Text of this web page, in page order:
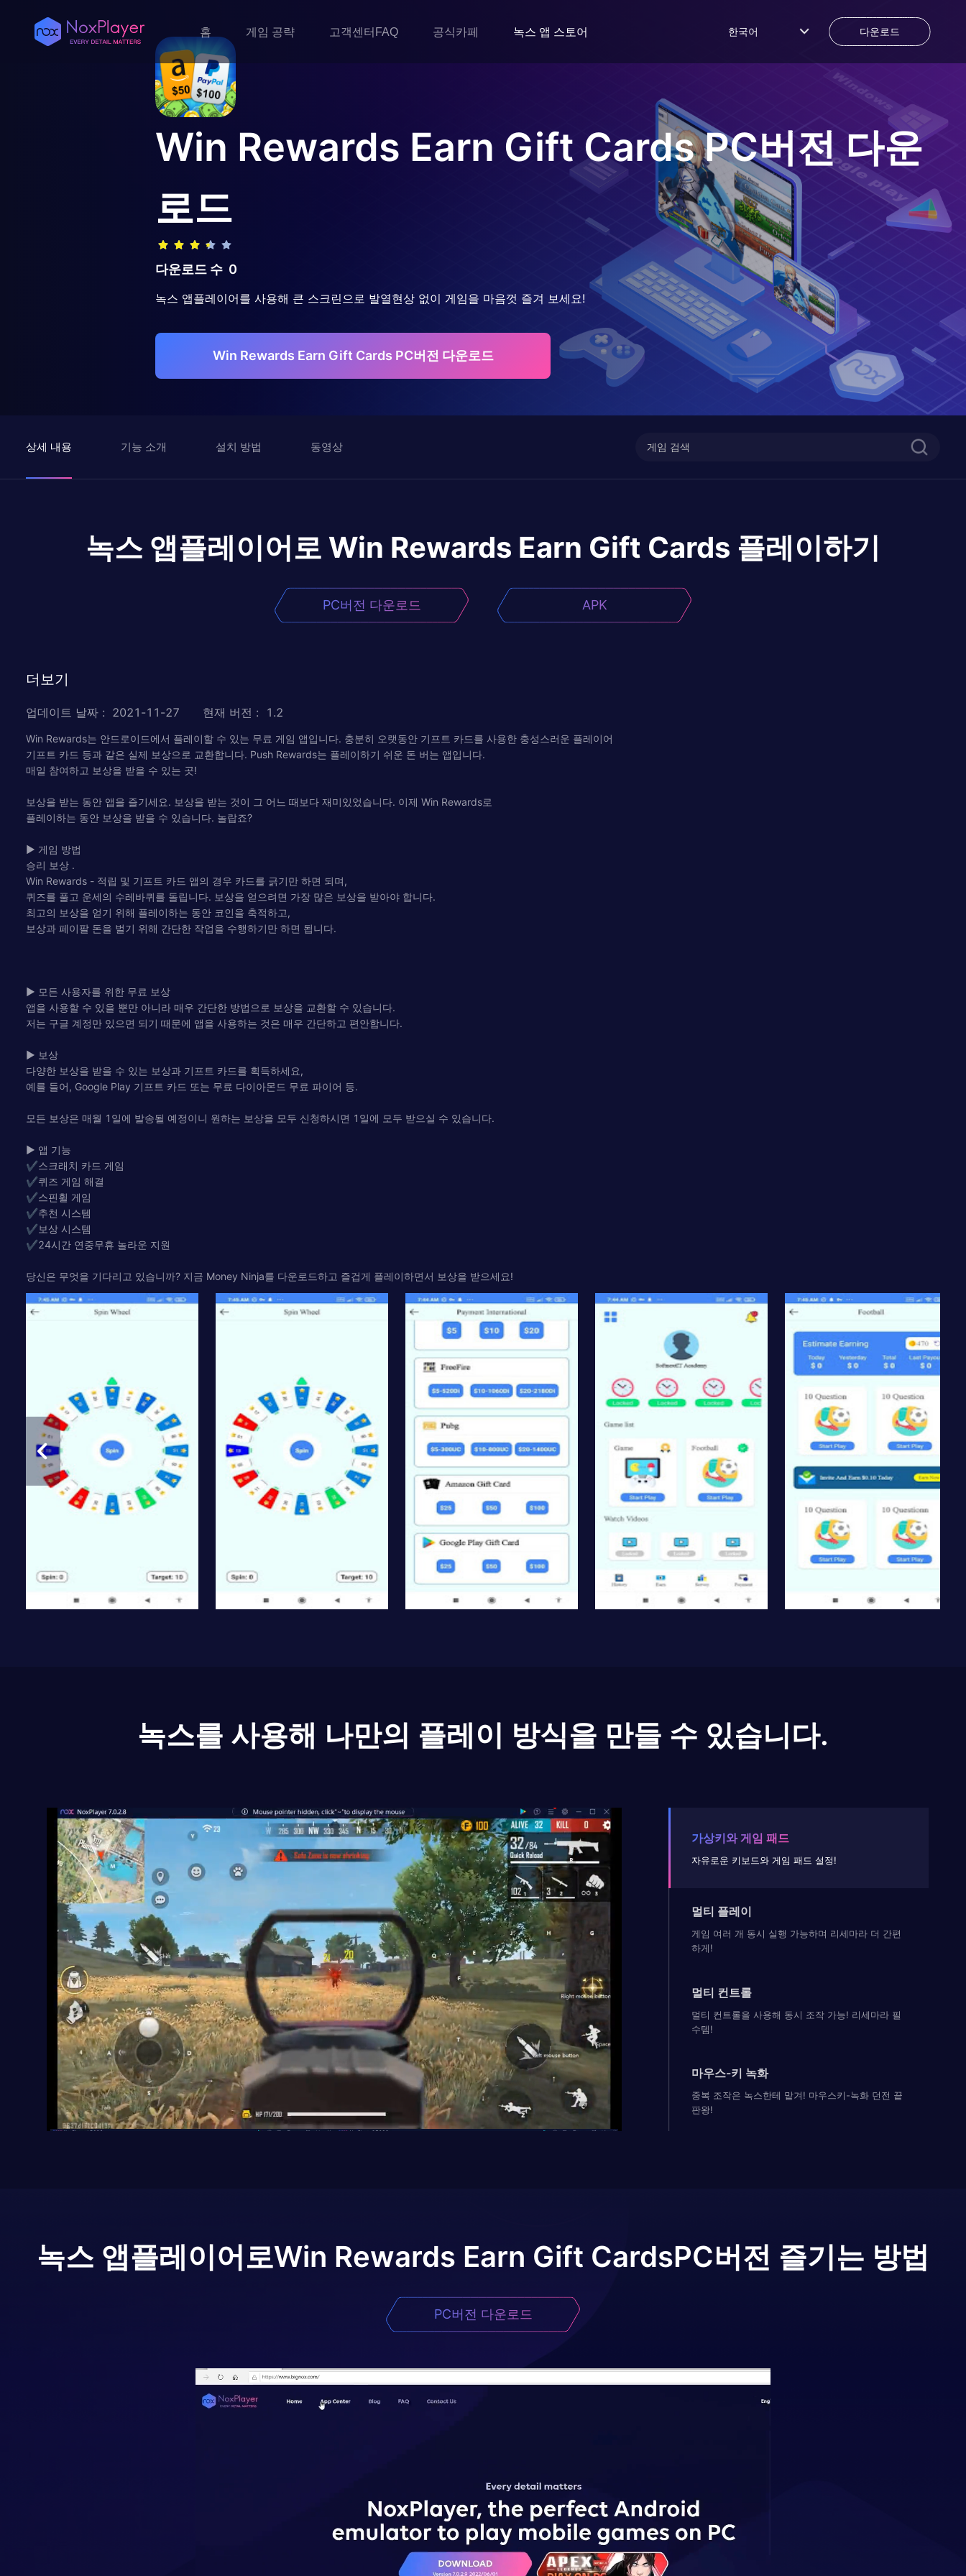
홈 게임 공략 고객센터FAQ 공식카페 녹스 앱 스토어 한국어 다운로드
Win Rewards Earn Gift CardsPC버전 다운
로드
다운로드 수 0
녹스 앱플레이어를 사용해 큰 스크린으로 발열현상 없이 게임을 마음껏 즐겨 보세요!
Win Rewards Earn Gift Cards PC버전 다운로드
상세 내용 기능 소개 설치 방법 동영상
녹스 앱플레이어로 Win Rewards Earn Gift Cards 플레이하기
PC버전 다운로드 APK
더보기
업데이트 날짜 : 2021-11-27 현재 버전 : 1.2
Win Rewards는 안드로이드에서 플레이할 수 있는 무료 게임 앱입니다. 충분히 오랫동안 기프트 카드를 사용한 충성스러운 플레이어
기프트 카드 등과 같은 실제 보상으로 교환합니다. Push Rewards는 플레이하기 쉬운 돈 버는 앱입니다.
매일 참여하고 보상을 받을 수 있는 곳!
보상을 받는 동안 앱을 즐기세요. 보상을 받는 것이 그 어느 때보다 재미있었습니다. 이제 Win Rewards로
플레이하는 동안 보상을 받을 수 있습니다. 놀랍죠?
▶ 게임 방법
승리 보상 .
Win Rewards - 적립 및 기프트 카드 앱의 경우 카드를 긁기만 하면 되며,
퀴즈를 풀고 운세의 수레바퀴를 돌립니다. 보상을 얻으려면 가장 많은 보상을 받아야 합니다.
최고의 보상을 얻기 위해 플레이하는 동안 코인을 축적하고,
보상과 페이팔 돈을 벌기 위해 간단한 작업을 수행하기만 하면 됩니다.
▶ 모든 사용자를 위한 무료 보상
앱을 사용할 수 있을 뿐만 아니라 매우 간단한 방법으로 보상을 교환할 수 있습니다.
저는 구글 계정만 있으면 되기 때문에 앱을 사용하는 것은 매우 간단하고 편안합니다.
▶ 보상
다양한 보상을 받을 수 있는 보상과 기프트 카드를 획득하세요,
예를 들어, Google Play 기프트 카드 또는 무료 다이아몬드 무료 파이어 등.
모든 보상은 매월 1일에 발송될 예정이니 원하는 보상을 모두 신청하시면 1일에 모두 받으실 수 있습니다.
▶ 앱 기능
✔️스크래치 카드 게임
✔️퀴즈 게임 해결
✔️스핀휠 게임
✔️추천 시스템
✔️보상 시스템
✔️24시간 연중무휴 놀라운 지원
당신은 무엇을 기다리고 있습니까? 지금 Money Ninja를 다운로드하고 즐겁게 플레이하면서 보상을 받으세요!
녹스를 사용해 나만의 플레이 방식을 만들 수 있습니다.
가상키와 게임 패드
자유로운 키보드와 게임 패드 설정!
멀티 플레이
게임 여러 개 동시 실행 가능하며 리세마라 더 간편
하게!
멀티 컨트롤
멀티 컨트롤을 사용해 동시 조작 가능! 리세마라 필
수템!
마우스-키 녹화
중복 조작은 녹스한테 맡겨! 마우스키-녹화 던전 끝
판왕!
녹스 앱플레이어로Win Rewards Earn Gift CardsPC버전 즐기는 방법
PC버전 다운로드